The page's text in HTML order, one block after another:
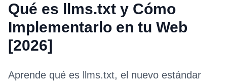
Qué es llms.txt y Cómo
Implementarlo en tu Web
[2026]
Aprende qué es llms.txt, el nuevo estándar